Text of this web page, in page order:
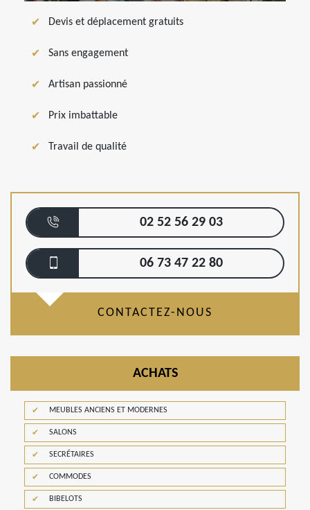
Devis et déplacement gratuits
Sans engagement
Artisan passionné
Prix imbattable
Travail de qualité
02 52 56 29 03
06 73 47 22 80
CONTACTEZ-NOUS
ACHATS
MEUBLES ANCIENS ET MODERNES
SALONS
SECRÉTAIRES
COMMODES
BIBELOTS